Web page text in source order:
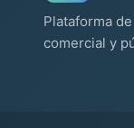
Plataforma
comercial y